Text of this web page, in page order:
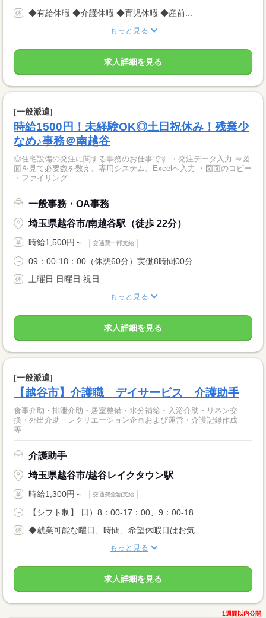
◆有給休暇 ◆介護休暇 ◆育児休暇 ◆産前...
もっと見る
求人詳細を見る
[一般派遣]
時給1500円！未経験OK◎土日祝休み！残業少
なめ♪事務＠南越谷
◎住宅設備の発注に関する事務のお仕事です ・発注データ入力 ⇒図
面を見て必要数を数え、専用システム、Excelへ入力 ・図面のコピー
・ファイリング...
一般事務・OA事務
埼玉県越谷市/南越谷駅（徒歩 22分）
時給1,500円～ 交通費一部支給
09：00-18：00（休憩60分）実働8時間00分 ...
土曜日 日曜日 祝日
もっと見る
求人詳細を見る
[一般派遣]
【越谷市】介護職 デイサービス 介護助手
食事介助・排泄介助・居室整備・水分補給・入浴介助・リネン交
換・外出介助・レクリエーション企画および運営・介護記録作成
等
介護助手
埼玉県越谷市/越谷レイクタウン駅
時給1,300円～ 交通費全額支給
【シフト制】 日）8：00-17：00、9：00-18...
◆就業可能な曜日、時間、希望休暇日はお気...
もっと見る
求人詳細を見る
1週間以内公開